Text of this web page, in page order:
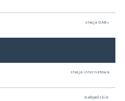
stacja DAB+
stacja internetowa
małopolskie